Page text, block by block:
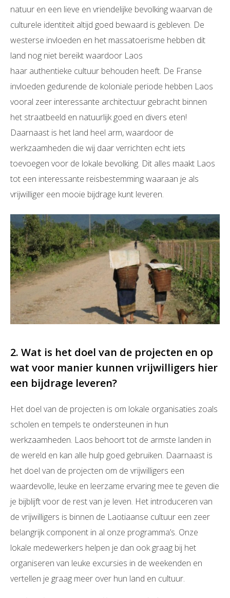
natuur en een lieve en vriendelijke bevolking waarvan de
culturele identiteit altijd goed bewaard is gebleven. De
westerse invloeden en het massatoerisme hebben dit
land nog niet bereikt waardoor Laos
haar authentieke cultuur behouden heeft. De Franse
invloeden gedurende de koloniale periode hebben Laos
vooral zeer interessante architectuur gebracht binnen
het straatbeeld en natuurlijk goed en divers eten!
Daarnaast is het land heel arm, waardoor de
werkzaamheden die wij daar verrichten echt iets
toevoegen voor de lokale bevolking. Dit alles maakt Laos
tot een interessante reisbestemming waaraan je als
vrijwilliger een mooie bijdrage kunt leveren.
2. Wat is het doel van de projecten en op
wat voor manier kunnen vrijwilligers hier
een bijdrage leveren?
Het doel van de projecten is om lokale organisaties zoals
scholen en tempels te ondersteunen in hun
werkzaamheden. Laos behoort tot de armste landen in
de wereld en kan alle hulp goed gebruiken. Daarnaast is
het doel van de projecten om de vrijwilligers een
waardevolle, leuke en leerzame ervaring mee te geven die
je bijblijft voor de rest van je leven. Het introduceren van
de vrijwilligers is binnen de Laotiaanse cultuur een zeer
belangrijk component in al onze programma’s. Onze
lokale medewerkers helpen je dan ook graag bij het
organiseren van leuke excursies in de weekenden en
vertellen je graag meer over hun land en cultuur.